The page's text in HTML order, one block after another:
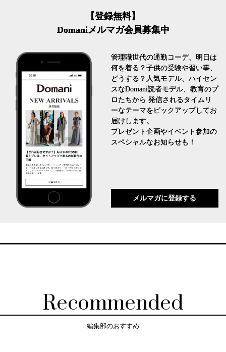
【登録無料】
Domaniメルマガ会員募集中
管理職世代の通勤コーデ、明日は
何を着る？子供の受験や習い事、
どうする？人気モデル、ハイセン
スなDomani読者モデル、教育のプ
ロたちから 発信されるタイムリ
ーなテーマをピックアップしてお
届けします。
プレゼント企画やイベント参加の
スペシャルなお知らせも！
メルマガに登録する
Recommended
編集部のおすすめ